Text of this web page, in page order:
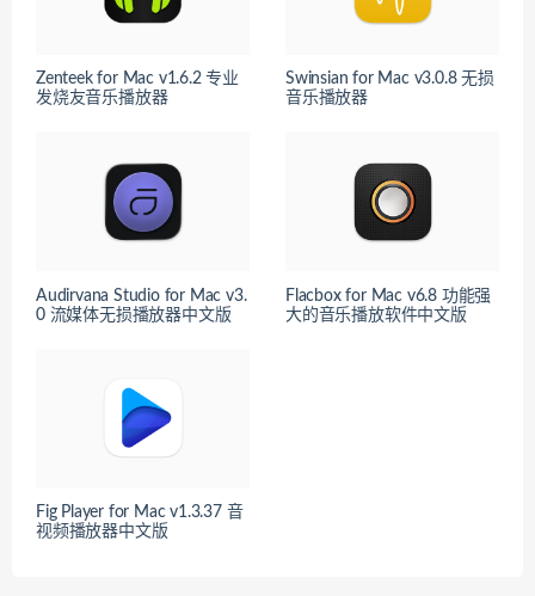
Zenteek for Mac v1.6.2 专业
发烧友音乐播放器
Swinsian for Mac v3.0.8 无损
音乐播放器
Audirvana Studio for Mac v3.
0 流媒体无损播放器中文版
Flacbox for Mac v6.8 功能强
大的音乐播放软件中文版
Fig Player for Mac v1.3.37 音
视频播放器中文版